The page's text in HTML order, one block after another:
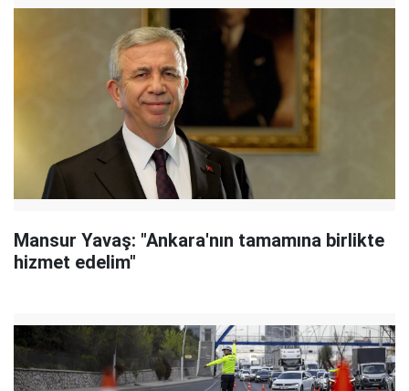
Mansur Yavaş: "Ankara'nın tamamına birlikte
hizmet edelim"